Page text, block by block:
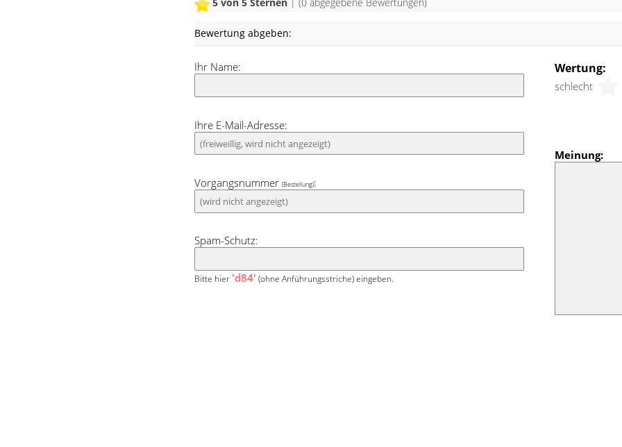
Bewertung abgeben:
Wertung:
schlecht
Meinung:
Ihr Name:
Ihre E-Mail-Adresse:
Vorgangsnummer(Bestellung):
Spam-Schutz:
Bitte hier 'd84' (ohne Anführungsstriche) eingeben.